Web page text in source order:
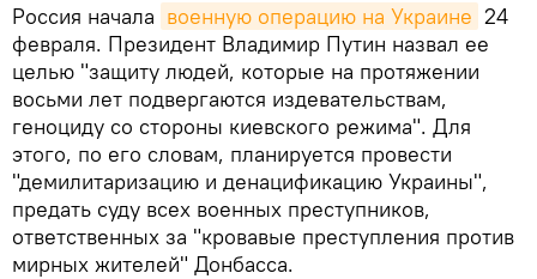
Россия начала военную операцию на Украине 24
февраля. Президент Владимир Путин назвал ее
целью "защиту людей, которые на протяжении
восьми лет подвергаются издевательствам,
геноциду со стороны киевского режима". Для
этого, по его словам, планируется провести
"демилитаризацию и денацификацию Украины",
предать суду всех военных преступников,
ответственных за "кровавые преступления против
мирных жителей" Донбасса.